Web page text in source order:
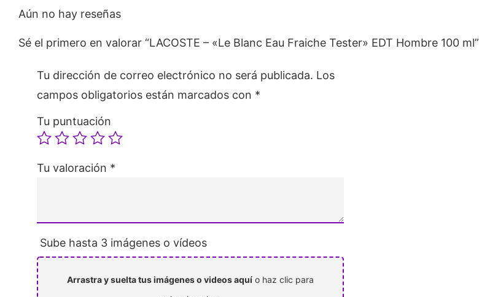
Aún no hay reseñas
Sé el primero en valorar “LACOSTE – «Le Blanc Eau Fraiche Tester» EDT Hombre 100 ml”
Tu dirección de correo electrónico no será publicada. Los
campos obligatorios están marcados con *
Tu puntuación
Tu valoración *
Sube hasta 3 imágenes o vídeos
Arrastra y suelta tus imágenes o videos aquí o haz clic para